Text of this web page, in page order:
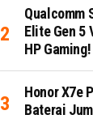
Qualcomm
Elite Gen 5
HP Gaming!
Honor X7e
Baterai